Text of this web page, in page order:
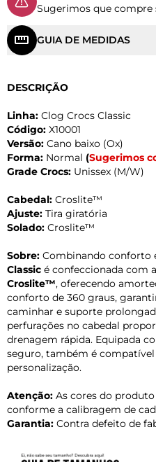
Sugerimos que compre
GUIA DE MEDIDAS
DESCRIÇÃO
Linha: Clog Crocs Classic
Código: X10001
Versão: Cano baixo (Ox)
Forma: Normal (Sugerimos
Grade Crocs: Unissex (M/W)
Cabedal: Croslite™
Ajuste: Tira giratória
Solado: Croslite™
Sobre: Combinando conforto
Classic é confeccionada com
Croslite™, oferecendo
conforto de 360 graus,
caminhar e suporte
perfurações no cabedal
drenagem rápida. Equipada
seguro, também é
personalização.
Atenção: As cores do
conforme a calibragem de
Garantia: Contra defeito de